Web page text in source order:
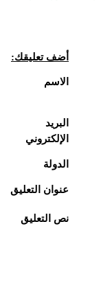
أضف تعليقك:
الاسم
البريد
الإلكتروني
الدولة
عنوان التعليق
نص التعليق